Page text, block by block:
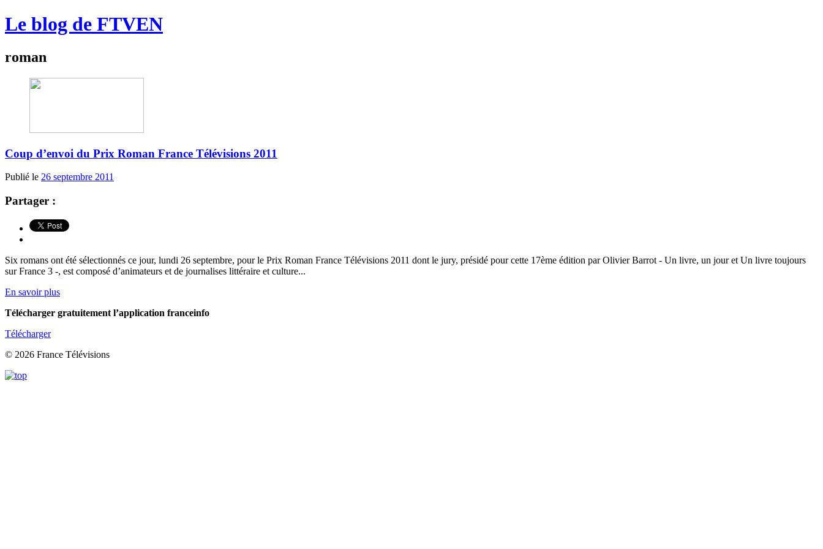
Le blog de FTVEN
roman
Coup d’envoi du Prix Roman France Télévisions 2011
Publié le 26 septembre 2011
Partager :
Six romans ont été sélectionnés ce jour, lundi 26 septembre, pour le Prix Roman France Télévisions 2011 dont le jury, présidé pour cette 17ème édition par Olivier Barrot - Un livre, un jour et Un livre toujours
sur France 3 -, est composé d’animateurs et de journalises littéraire et culture...
En savoir plus
Télécharger gratuitement l’application franceinfo
Télécharger
© 2026 France Télévisions